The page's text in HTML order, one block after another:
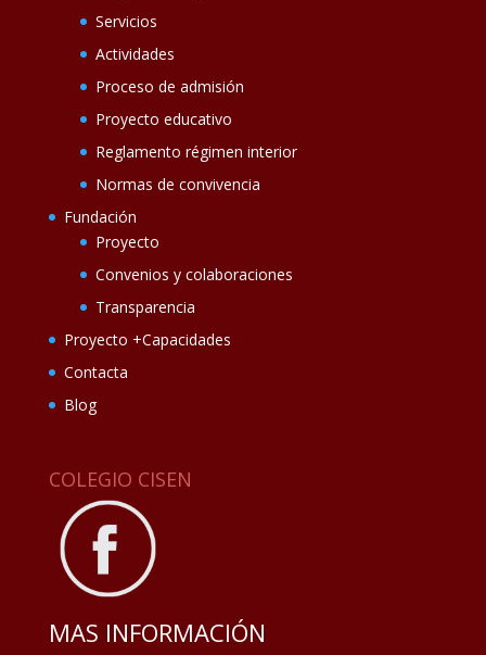
Servicios
Actividades
Proceso de admisión
Proyecto educativo
Reglamento régimen interior
Normas de convivencia
Fundación
Proyecto
Convenios y colaboraciones
Transparencia
Proyecto +Capacidades
Contacta
Blog
COLEGIO CISEN
MAS INFORMACIÓN